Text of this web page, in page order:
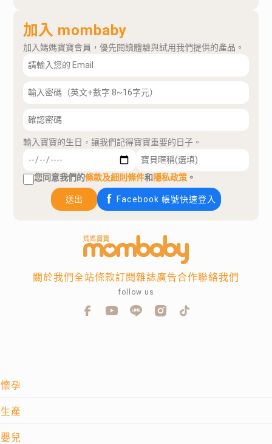
加入 mombaby
加入媽媽寶寶會員，優先閱讀體驗與試用我們提供的產品。
輸入寶寶的生日，讓我們記得寶寶重要的日子。
您同意我們的條款及細則條件和隱私政策 。
送出 Facebook 帳號快速登入
懷孕
生產
嬰兒
關於我們全站條款訂閱雜誌廣告合作聯絡我們
follow us